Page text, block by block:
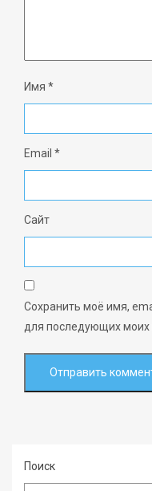
Имя *
Email *
Сайт
Сохранить моё имя,
для последующих моих
Поиск